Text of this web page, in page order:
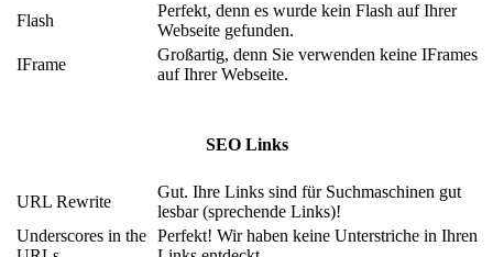
Flash
Perfekt, denn es wurde kein Flash auf Ihrer
Webseite gefunden.
IFrame
Großartig, denn Sie verwenden keine IFrames
auf Ihrer Webseite.
SEO Links
URL Rewrite
Gut. Ihre Links sind für Suchmaschinen gut
lesbar (sprechende Links)!
Underscores in the Perfekt! Wir haben keine Unterstriche in Ihren